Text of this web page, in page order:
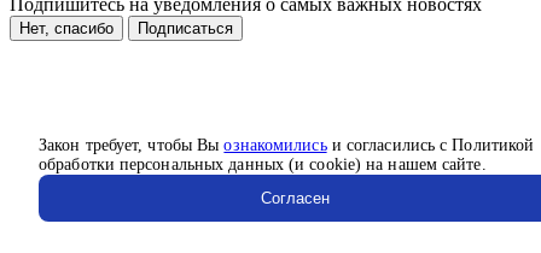
Закон требует, чтобы Выознакомилисьи согласились с Политикой
обработки персональных данных (и cookie) на нашем сайте.
Согласен
Подпишитесь на уведомления о самых важных новостях
Нет, спасибо Подписаться